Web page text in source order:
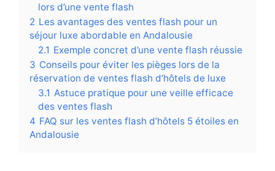
lors d’une vente flash
2 Les avantages des ventes flash pour un
séjour luxe abordable en Andalousie
2.1 Exemple concret d’une vente flash réussie
3 Conseils pour éviter les pièges lors de la
réservation de ventes flash d’hôtels de luxe
3.1 Astuce pratique pour une veille efficace
des ventes flash
4 FAQ sur les ventes flash d’hôtels 5 étoiles en
Andalousie